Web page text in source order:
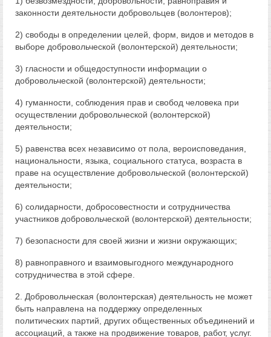
законности деятельности добровольцев (волонтеров);
2) свободы в определении целей, форм, видов и методов в
выборе добровольческой (волонтерской) деятельности;
3) гласности и общедоступности информации о
добровольческой (волонтерской) деятельности;
4) гуманности, соблюдения прав и свобод человека при
осуществлении добровольческой (волонтерской)
деятельности;
5) равенства всех независимо от пола, вероисповедания,
национальности, языка, социального статуса, возраста в
праве на осуществление добровольческой (волонтерской)
деятельности;
6) солидарности, добросовестности и сотрудничества
участников добровольческой (волонтерской) деятельности;
7) безопасности для своей жизни и жизни окружающих;
8) равноправного и взаимовыгодного международного
сотрудничества в этой сфере.
2. Добровольческая (волонтерская) деятельность не может
быть направлена на поддержку определенных
политических партий, других общественных объединений и
ассоциаций, а также на продвижение товаров, работ, услуг.